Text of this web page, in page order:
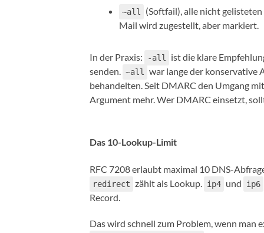
~all
(Softfail), alle nicht
Mail wird zugestellt, aber markiert.
In der Praxis: -all
ist die klare
senden.
~all
war lange der konservative
behandelten. Seit DMARC den Umgang
Argument mehr. Wer DMARC einsetzt,
Das 10-Lookup-Limit
RFC 7208 erlaubt maximal 10 DNS-
redirect zählt als Lookup. ip4 und ip6
Record.
Das wird schnell zum Problem, wenn man